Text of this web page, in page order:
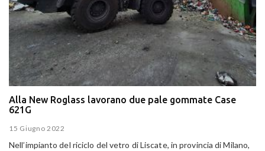
Alla New Roglass lavorano due pale gommate Case
621G
15 Giugno 2022
Nell’impianto del riciclo del vetro di Liscate, in provincia di Milano,